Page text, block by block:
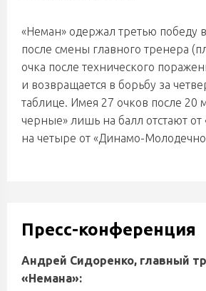
«Неман» одержал третью победу
после смены главного тренера
очка после технического
и возвращается в борьбу за
таблице. Имея 27 очков после 20
черные» лишь на балл отстают от
на четыре от «Динамо-
Пресс-конференция
Андрей Сидоренко, главный
«Немана»: